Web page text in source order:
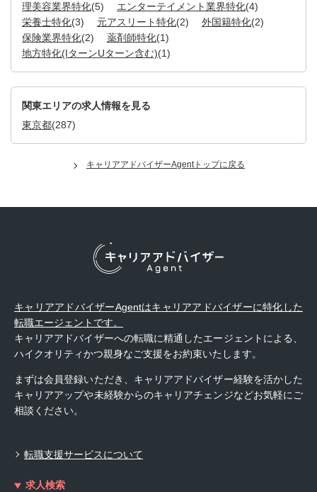
理美容業界特化(5) エンターテイメント業界特化(4)
栄養士特化(3) 元アスリート特化(2) 外国籍特化(2)
保険業界特化(2) 薬剤師特化(1)
地方特化(IターンUターン含む)(1)
関東エリアの求人情報を見る
東京都(287)
キャリアアドバイザーAgentトップに戻る
キャリアアドバイザーAgentはキャリアアドバイザーに特化した
転職エージェントです。
キャリアアドバイザーへの転職に精通したエージェントによる、
ハイクオリティかつ親身なご支援をお約束いたします。
まずは会員登録いただき、キャリアアドバイザー経験を活かした
キャリアアップや未経験からのキャリアチェンジなどお気軽にご
相談ください。
転職支援サービスについて
求人検索